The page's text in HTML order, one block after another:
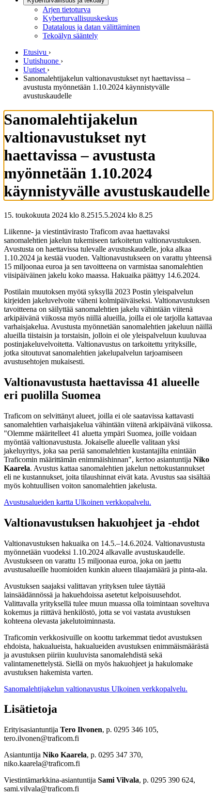
Arjen tietoturva
Kyberturvallisuuskeskus
Datatalous ja datan välittäminen
Tekoälyn sääntely
Etusivu ›
Uutishuone ›
Uutiset ›
Sanomalehtijakelun valtionavustukset nyt haettavissa –
avustusta myönnetään 1.10.2024 käynnistyvälle
avustuskaudelle
Sanomalehtijakelun
valtionavustukset nyt
haettavissa – avustusta
myönnetään 1.10.2024
käynnistyvälle avustuskaudelle
15. toukokuuta 2024 klo 8.2515.5.2024 klo 8.25
Liikenne- ja viestintävirasto Traficom avaa haettavaksi
sanomalehtien jakelun tukemiseen tarkoitetun valtionavustuksen.
Avustusta on haettavissa tulevalle avustuskaudelle, joka alkaa
1.10.2024 ja kestää vuoden. Valtionavustukseen on varattu yhteensä
15 miljoonaa euroa ja sen tavoitteena on varmistaa sanomalehtien
viisipäiväinen jakelu koko maassa. Hakuaika päättyy 14.6.2024.
Postilain muutoksen myötä syksyllä 2023 Postin yleispalvelun
kirjeiden jakeluvelvoite väheni kolmipäiväiseksi. Valtionavustuksen
tavoitteena on säilyttää sanomalehtien jakelu vähintään viitenä
arkipäivänä viikossa myös niillä alueilla, joilla ei ole tarjolla kattavaa
varhaisjakelua. Avustusta myönnetään sanomalehtien jakeluun näillä
alueilla tiistaisin ja torstaisin, jolloin ei ole yleispalveluun kuuluvaa
postinjakeluvelvoitetta. Valtionavustus on tarkoitettu yrityksille,
jotka sitoutuvat sanomalehtien jakelupalvelun tarjoamiseen
avustusehtojen mukaisesti.
Valtionavustusta haettavissa 41 alueelle
eri puolilla Suomea
Traficom on selvittänyt alueet, joilla ei ole saatavissa kattavasti
sanomalehtien varhaisjakelua vähintään viitenä arkipäivänä viikossa.
"Olemme määritelleet 41 aluetta ympäri Suomea, joille voidaan
myöntää valtionavustusta. Jokaiselle alueelle valitaan yksi
jakeluyritys, joka saa periä sanomalehtien kustantajilta enintään
Traficomin määrittämän enimmäishinnan", kertoo asiantuntija Niko
Kaarela. Avustus kattaa sanomalehtien jakelun nettokustannukset
eli ne kustannukset, joita tilaushinnat eivät kata. Avustus saa sisältää
myös kohtuullisen voiton sanomalehtien jakelusta.
Avustusalueiden kartta Ulkoinen verkkopalvelu.
Valtionavustuksen hakuohjeet ja -ehdot
Valtionavustuksen hakuaika on 14.5.–14.6.2024. Valtionavustusta
myönnetään vuodeksi 1.10.2024 alkavalle avustuskaudelle.
Avustukseen on varattu 15 miljoonaa euroa, joka on jaettu
avustusalueille huomioiden kunkin alueen tilaajamäärä ja pinta-ala.
Avustuksen saajaksi valittavan yrityksen tulee täyttää
lainsäädännössä ja hakuehdoissa asetetut kelpoisuusehdot.
Valittavalla yrityksellä tulee muun muassa olla toimintaan soveltuva
kokemus ja riittävä henkilöstö, jotta se voi vastata avustuksen
kohteena olevasta jakelutoiminnasta.
Traficomin verkkosivuille on koottu tarkemmat tiedot avustuksen
ehdoista, hakualueista, hakualueiden avustuksen enimmäismäärästä
ja avustuksen piiriin kuuluvista sanomalehdistä sekä
valintamenettelystä. Siellä on myös hakuohjeet ja hakulomake
avustuksen hakemista varten.
Sanomalehtijakelun valtionavustus Ulkoinen verkkopalvelu.
Lisätietoja
Erityisasiantuntija Tero Ilvonen, p. 0295 346 105,
tero.ilvonen@traficom.fi
Asiantuntija Niko Kaarela, p. 0295 347 370,
niko.kaarela@traficom.fi
Viestintämarkkina-asiantuntija Sami Vilvala, p. 0295 390 624,
sami.vilvala@traficom.fi